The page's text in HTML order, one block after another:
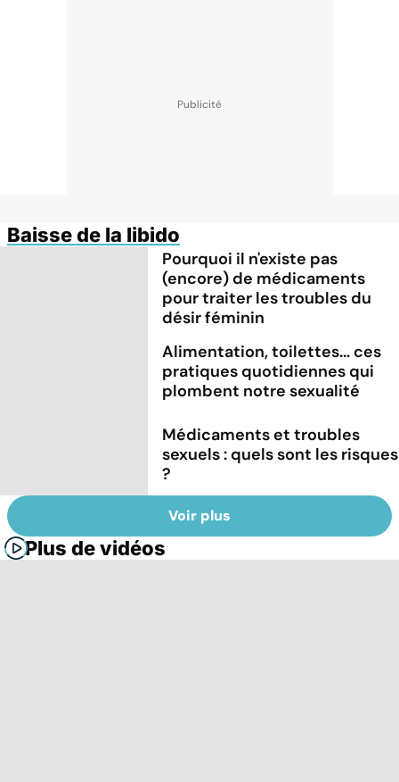
Baisse de la libido
Pourquoi il n'existe pas
(encore) de médicaments
pour traiter les troubles du
désir féminin
Alimentation, toilettes... ces
pratiques quotidiennes qui
plombent notre sexualité
Médicaments et troubles
sexuels : quels sont les risques
?
Voir plus
Plus de vidéos